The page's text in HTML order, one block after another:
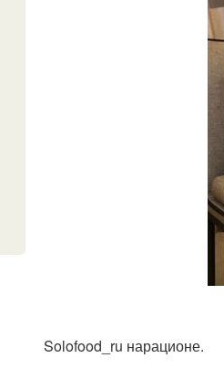
Solofood_ru нарационе.